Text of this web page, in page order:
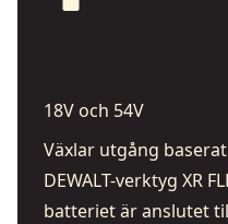
18V och 54V
Växlar utgång
DEWALT-verktyg XR
batteriet är anslutet